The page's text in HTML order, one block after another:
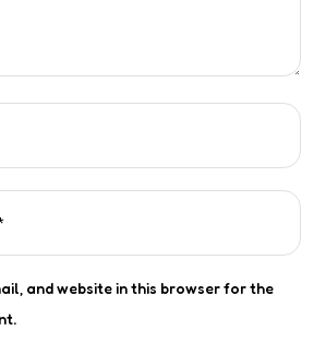
and website in this browser for the